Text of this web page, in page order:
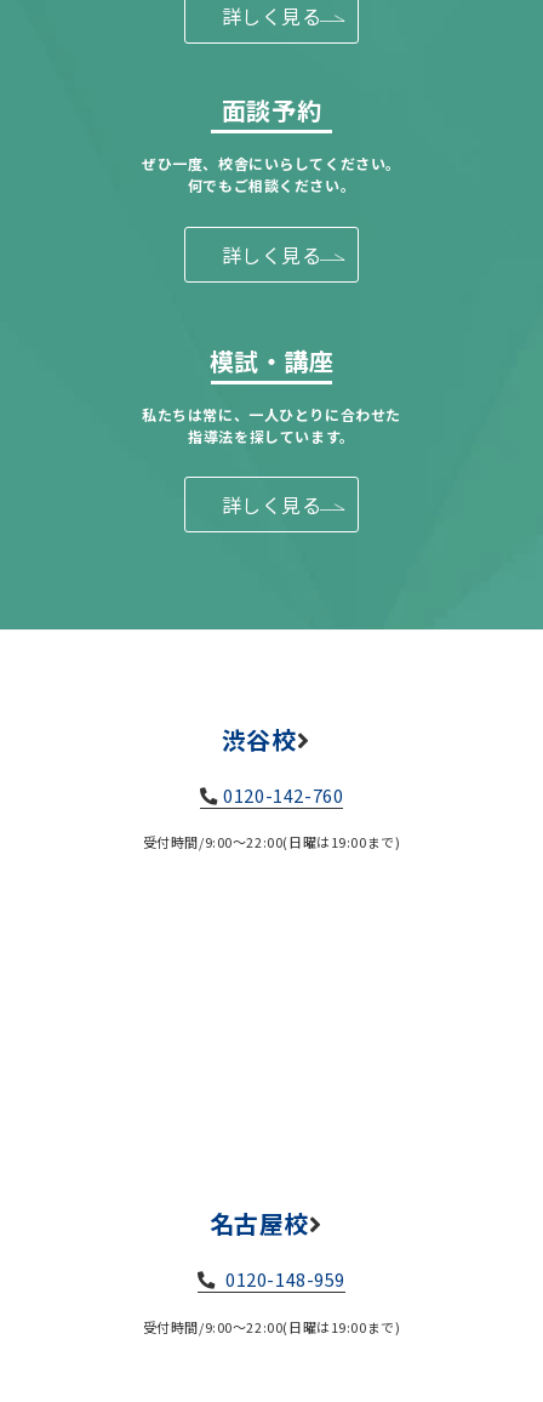
詳しく見る
面談予約
ぜひ一度、校舎にいらしてください。
何でもご相談ください。
詳しく見る
模試・講座
私たちは常に、一人ひとりに合わせた
指導法を探しています。
詳しく見る
渋谷校
0120-142-760
受付時間/9:00～22:00(日曜は19:00まで)
名古屋校
0120-148-959
受付時間/9:00～22:00(日曜は19:00まで)